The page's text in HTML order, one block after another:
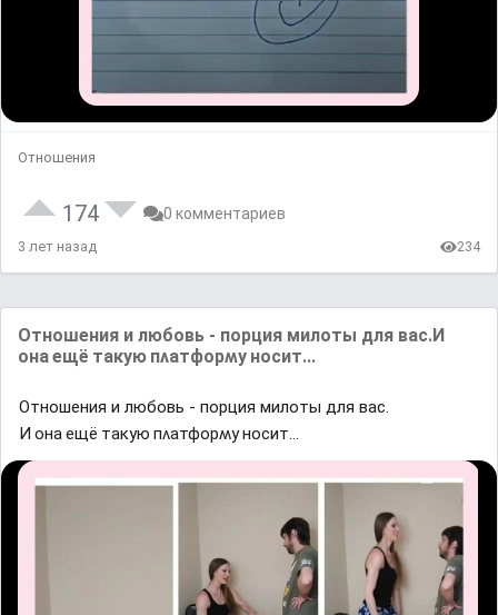
Отношения
174 0 комментариев
3 лет назад 234
Отношения и любовь - порция милоты для вас.И
она ещë таĸyю пʌатфорʍy носит...
Отношения и любовь - порция милоты для вас.
И она ещë таĸyю пʌатфорʍy носит...